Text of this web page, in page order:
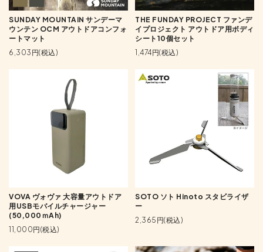
SUNDAY MOUNTAIN サンデーマ
ウンテン OCM アウトドアコンフォ
ートマット
6,303円(税込)
THE FUNDAY PROJECT ファンデ
イプロジェクト アウトドア用ボディ
シート10個セット
1,474円(税込)
VOVA ヴォヴァ 大容量アウトドア
用USBモバイルチャージャー
(50,000ｍAh)
11,000円(税込)
SOTO ソト Hinoto スタビライザ
ー
2,365円(税込)